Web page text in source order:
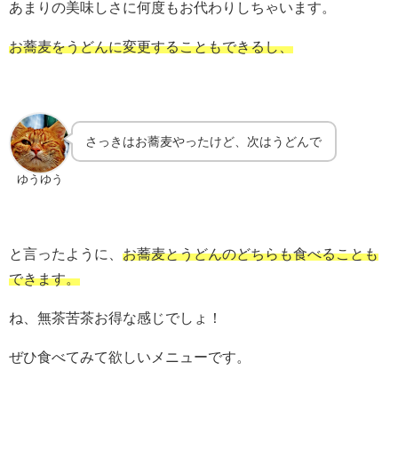
あまりの美味しさに何度もお代わりしちゃいます。
お蕎麦をうどんに変更することもできるし、
ゆうゆう
さっきはお蕎麦やったけど、次はうどんで
と言ったように、 お蕎麦とうどんのどちらも食べることも
できます。
ね、無茶苦茶お得な感じでしょ！
ぜひ食べてみて欲しいメニューです。